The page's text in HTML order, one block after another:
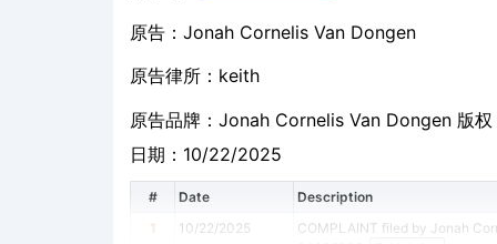
原告：Jonah Cornelis Van Dongen
原告律所：keith
原告品牌： Jonah Cornelis Van Dongen 版权
日期：10/22/2025
# Date
Description
1
10/22/2025
COMPLAINT filed by Jonah